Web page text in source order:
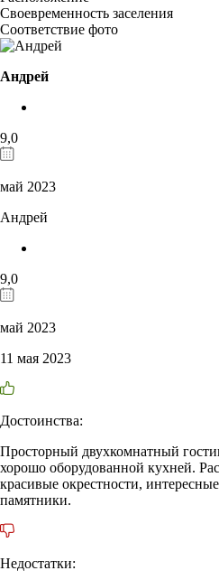
Своевременность заселения
Соответствие фото
Андрей
9,0
май 2023
Андрей
9,0
май 2023
11 мая 2023
Достоинства:
Просторный двухкомнатный
хорошо оборудованной кухней.
красивые окрестности,
памятники.
Недостатки: